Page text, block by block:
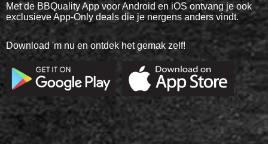
Met de BBQuality App voor Android en iOS ontvang je ook
exclusieve App-Only deals die je nergens anders vindt.
Download 'm nu en ontdek het gemak zelf!